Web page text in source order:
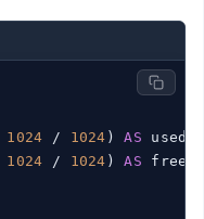
1024 / 1024 ) AS
1024 / 1024 ) AS